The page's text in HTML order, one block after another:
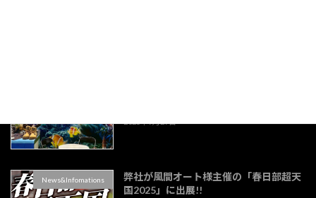
2025年9月29日
News&Infomations
弊社が風間オート様主催の「春日部超天
国2025」に出展!!